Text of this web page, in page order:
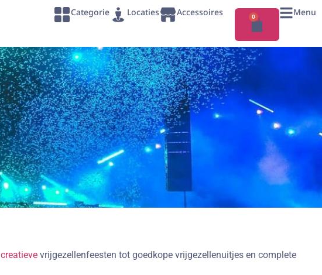
Categorie Locaties Accessoires 0 Menu
creatieve vrijgezellenfeesten tot goedkope vrijgezellenuitjes en complete